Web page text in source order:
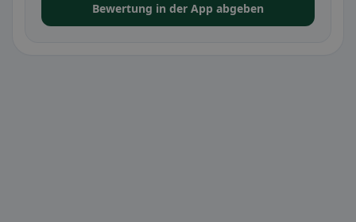
Bewertung in der App abgeben